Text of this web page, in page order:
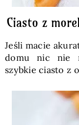
Ciasto z
Jeśli macie
domu nic nie
szybkie ciasto z